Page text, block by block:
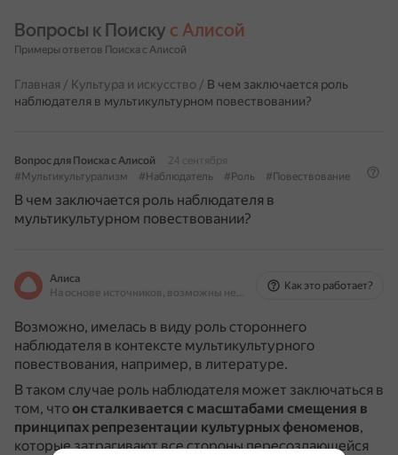
Вопросы к Поиску с Алисой
Примеры ответов Поиска с Алисой
Главная / Культура и искусство / В чем заключается роль
наблюдателя в мультикультурном повествовании?
Вопрос для Поиска с Алисой
24 сентября
#Мультикультурализм
#Наблюдатель #Роль #Повествование
В чем заключается роль наблюдателя в
мультикультурном повествовании?
Алиса
На основе источников, возможны неточности
Как это работает?
Возможно, имелась в виду роль стороннего
наблюдателя в контексте мультикультурного
повествования, например, в литературе.
В таком случае роль наблюдателя может заключаться в
том, чтоон сталкивается с масштабами смещения в
принципах репрезентации культурных феноменов,
которые затрагивают все стороны пересоздающейся